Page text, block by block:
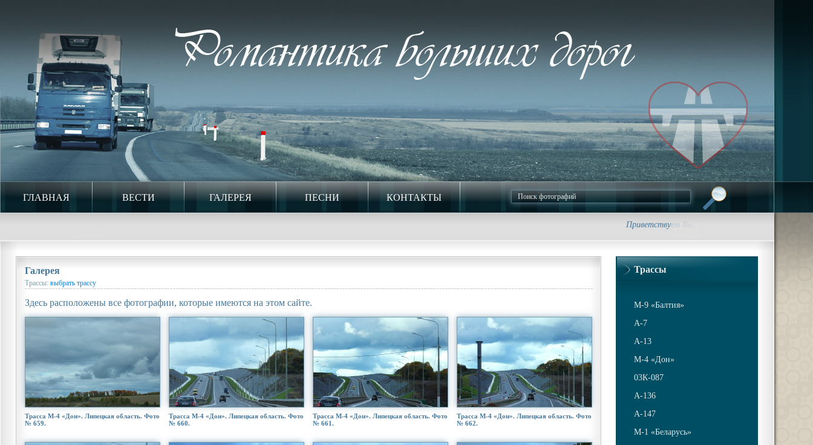
ГЛАВНАЯ ВЕСТИ ГАЛЕРЕЯ ПЕСНИ КОНТАКТЫ
Приветствуем Вас на сайте foto-dorog.ru.
Галерея
Трассы: выбрать трассу
Здесь расположены все фотографии, которые имеются на этом сайте.
Трасса М-4 «Дон». Липецкая область. Фото
№ 659.
Трасса М-4 «Дон». Липецкая область. Фото
№ 660.
Трасса М-4 «Дон». Липецкая область. Фото
№ 661.
Трасса М-4 «Дон». Липецкая область. Фото
№ 662.
Трассы
М-9 «Балтия»
A-7
A-13
М-4 «Дон»
03К-087
А-136
А-147
М-1 «Беларусь»